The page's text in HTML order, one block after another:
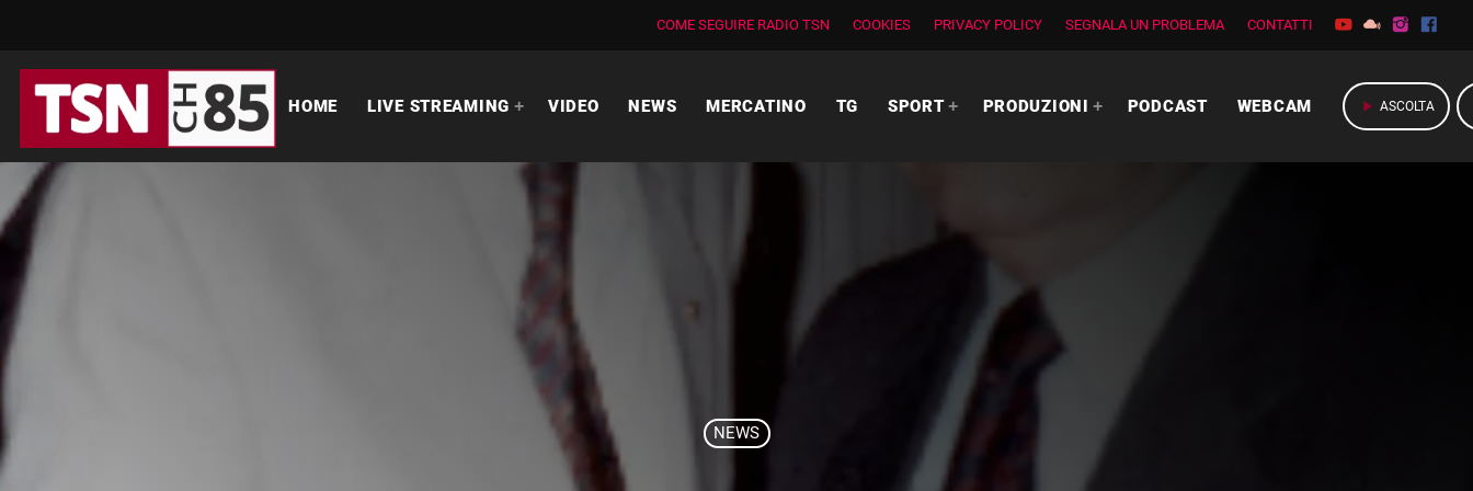
COME SEGUIRE RADIO TSN COOKIES PRIVACY POLICY SEGNALA UN PROBLEMA CONTATTI
HOME LIVE STREAMING VIDEO NEWS MERCATINO TG SPORT PRODUZIONI PODCAST WEBCAM play_arrow ASCOLTA
NEWS